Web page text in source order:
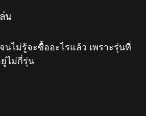
น
ไม่รู้จะซื้ออะไรแล้ว เพราะรุ่นที่
ไม่กี่รุ่น